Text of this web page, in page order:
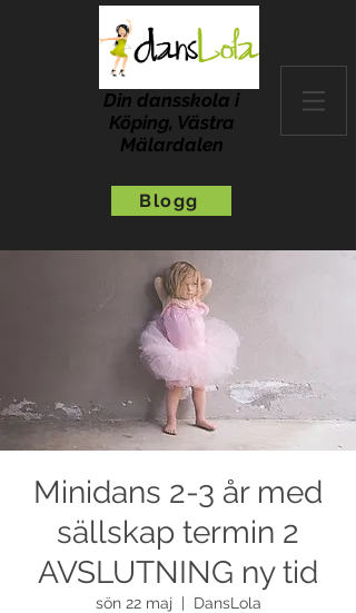
Din dansskola i
Köping, Västra
Mälardalen
Blogg
Minidans 2-3 år med
sällskap termin 2
AVSLUTNING ny tid
sön 22 maj DansLola